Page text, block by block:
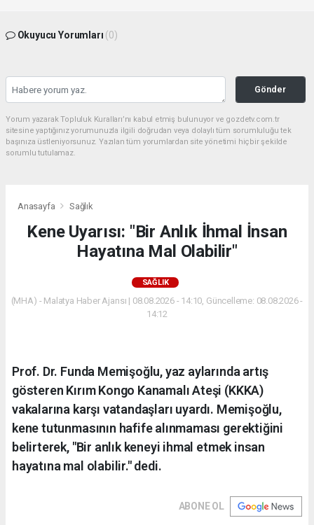
Okuyucu Yorumları (0)
Gönder
Yorum yazarak Topluluk Kuralları’nı kabul etmiş bulunuyor ve gozdetv.com.tr
sitesine yaptığınız yorumunuzla ilgili doğrudan veya dolaylı tüm sorumluluğu tek
başınıza üstleniyorsunuz. Yazılan tüm yorumlardan site yönetimi hiçbir şekilde
sorumlu tutulamaz.
Anasayfa Sağlık
Kene Uyarısı: "Bir Anlık İhmal İnsan
Hayatına Mal Olabilir"
SAĞLIK
(MHA) - Malatya Haber Ajansı | 08.08.2026 - 14:10, Güncelleme: 08.08.2026 -
14:12
Prof. Dr. Funda Memişoğlu, yaz aylarında artış
gösteren Kırım Kongo Kanamalı Ateşi (KKKA)
vakalarına karşı vatandaşları uyardı. Memişoğlu,
kene tutunmasının hafife alınmaması gerektiğini
belirterek, "Bir anlık keneyi ihmal etmek insan
hayatına mal olabilir." dedi.
ABONE OL